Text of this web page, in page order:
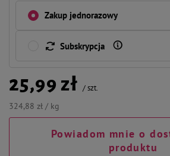
Zakup jednorazowy
Subskrypcja
25,99 zł /szt.
324,88 zł / kg
Powiadom mnie o
produktu